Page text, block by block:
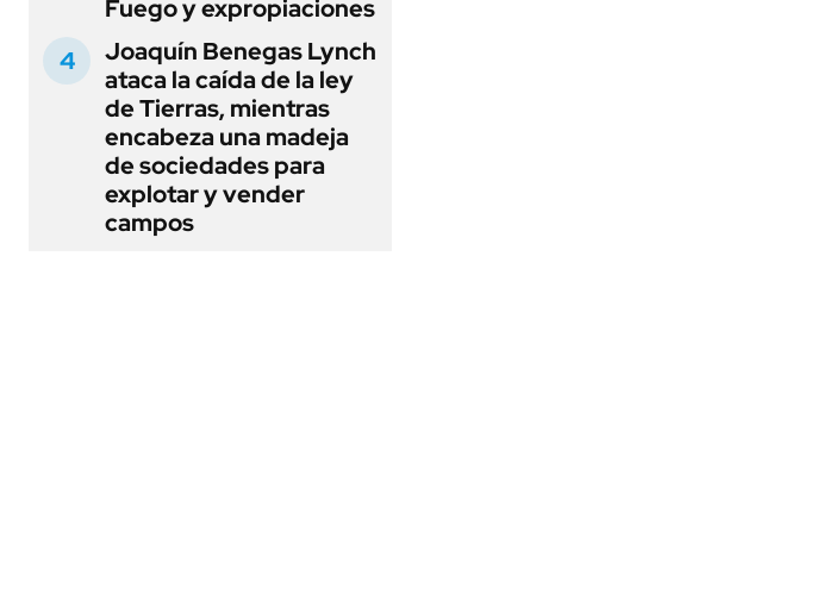
Fuego y expropiaciones
Joaquín Benegas Lynch
ataca la caída de la ley
de Tierras, mientras
encabeza una madeja
de sociedades para
explotar y vender
campos